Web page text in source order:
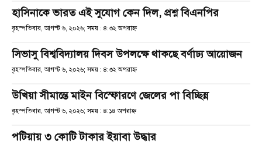
হাসিনাকে ভারত এই সুযোগ কেন দিল, প্রশ্ন বিএনপির
বৃহস্পতিবার, আগস্ট ৬, ২০২৬; সময় : ৪:৩২ অপরাহ্ণ
সিভাসু বিশ্ববিদ্যালয় দিবস উপলক্ষে থাকছে বর্ণাঢ্য আয়োজন
বৃহস্পতিবার, আগস্ট ৬, ২০২৬; সময় : ৪:৩২ অপরাহ্ণ
উখিয়া সীমান্তে মাইন বিস্ফোরণে জেলের পা বিচ্ছিন্ন
বৃহস্পতিবার, আগস্ট ৬, ২০২৬; সময় : ৪:১৪ অপরাহ্ণ
পটিয়ায় ৩ কোটি টাকার ইয়াবা উদ্ধার